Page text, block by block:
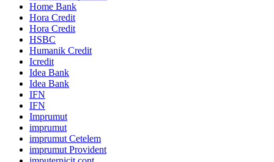
Home Bank
Hora Credit
Hora Credit
HSBC
Humanik Credit
Icredit
Idea Bank
Idea Bank
IFN
IFN
Imprumut
imprumut
imprumut Cetelem
imprumut Provident